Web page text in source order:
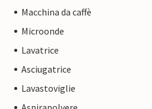
Macchina da caffè
Microonde
Lavatrice
Asciugatrice
Lavastoviglie